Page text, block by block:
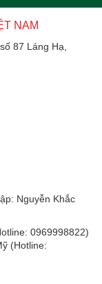
NAM
87 Láng Hạ,
Nguyễn Khắc
0969998822)
(Hotline: